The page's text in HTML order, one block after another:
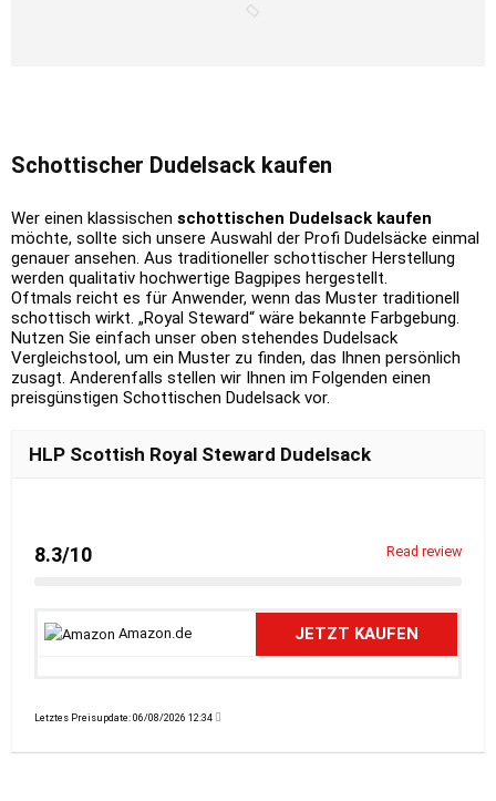
Schottischer Dudelsack kaufen
Wer einen klassischen schottischen Dudelsack kaufen
möchte, sollte sich unsere Auswahl der Profi Dudelsäcke einmal
genauer ansehen. Aus traditioneller schottischer Herstellung
werden qualitativ hochwertige Bagpipes hergestellt.
Oftmals reicht es für Anwender, wenn das Muster traditionell
schottisch wirkt. „Royal Steward“ wäre bekannte Farbgebung.
Nutzen Sie einfach unser oben stehendes Dudelsack
Vergleichstool, um ein Muster zu finden, das Ihnen persönlich
zusagt. Anderenfalls stellen wir Ihnen im Folgenden einen
preisgünstigen Schottischen Dudelsack vor.
HLP Scottish Royal Steward Dudelsack
8.3/10 Read review
Amazon.de JETZT KAUFEN
Letztes Preisupdate: 06/08/2026 12:34